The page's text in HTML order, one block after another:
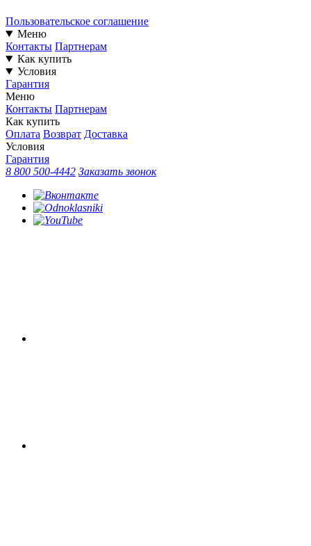
Пользовательское соглашение
Меню
Контакты Партнерам
Как купить
Условия
Гарантия
Меню
Контакты Партнерам
Как купить
Оплата Возврат Доставка
Условия
Гарантия
8 800 500-4442 Заказать звонок